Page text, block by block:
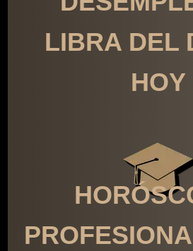
LIBRA DEL
HOY